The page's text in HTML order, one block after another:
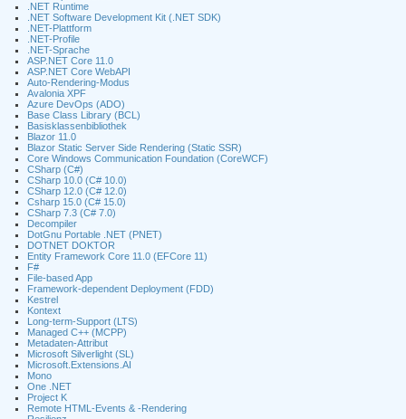
.NET Runtime
.NET Software Development Kit (.NET SDK)
.NET-Plattform
.NET-Profile
.NET-Sprache
ASP.NET Core 11.0
ASP.NET Core WebAPI
Auto-Rendering-Modus
Avalonia XPF
Azure DevOps (ADO)
Base Class Library (BCL)
Basisklassenbibliothek
Blazor 11.0
Blazor Static Server Side Rendering (Static SSR)
Core Windows Communication Foundation (CoreWCF)
CSharp (C#)
CSharp 10.0 (C# 10.0)
CSharp 12.0 (C# 12.0)
Csharp 15.0 (C# 15.0)
CSharp 7.3 (C# 7.0)
Decompiler
DotGnu Portable .NET (PNET)
DOTNET DOKTOR
Entity Framework Core 11.0 (EFCore 11)
F#
File-based App
Framework-dependent Deployment (FDD)
Kestrel
Kontext
Long-term-Support (LTS)
Managed C++ (MCPP)
Metadaten-Attribut
Microsoft Silverlight (SL)
Microsoft.Extensions.AI
Mono
One .NET
Project K
Remote HTML-Events & -Rendering